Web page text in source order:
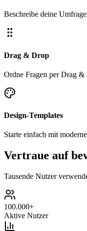
Beschreibe deine
Drag & Drop
Ordne Fragen per Drag &
Design-Templates
Starte einfach mit
Vertraue auf
Tausende Nutzer
100.000+
Aktive Nutzer